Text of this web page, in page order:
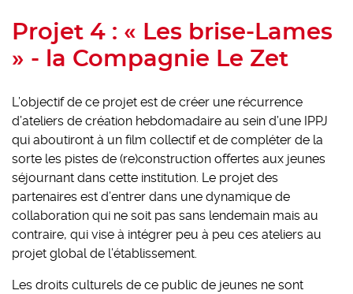
Projet 4 : « Les brise-Lames
» - la Compagnie Le Zet
L’objectif de ce projet est de créer une récurrence
d’ateliers de création hebdomadaire au sein d’une IPPJ
qui aboutiront à un film collectif et de compléter de la
sorte les pistes de (re)construction offertes aux jeunes
séjournant dans cette institution. Le projet des
partenaires est d’entrer dans une dynamique de
collaboration qui ne soit pas sans lendemain mais au
contraire, qui vise à intégrer peu à peu ces ateliers au
projet global de l’établissement.
Les droits culturels de ce public de jeunes ne sont